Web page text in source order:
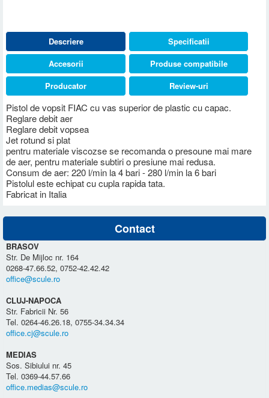
Descriere
Pistol de vopsit FIAC cu vas superior de plastic cu capac.
Reglare debit aer
Reglare debit vopsea
Jet rotund si plat
pentru materiale viscozse se recomanda o presoune mai mare
de aer, pentru materiale subtiri o presiune mai redusa.
Consum de aer: 220 l/min la 4 bari - 280 l/min la 6 bari
Pistolul este echipat cu cupla rapida tata.
Fabricat in Italia
Specificatii
Accesorii
Produse compatibile
Producator
Review-uri
Contact
BRASOV
Str. De Mijloc nr. 164
0268-47.66.52, 0752-42.42.42
office@scule.ro
CLUJ-NAPOCA
Str. Fabricii Nr. 56
Tel. 0264-46.26.18, 0755-34.34.34
office.cj@scule.ro
MEDIAS
Sos. Sibiului nr. 45
Tel. 0369-44.57.66
office.medias@scule.ro